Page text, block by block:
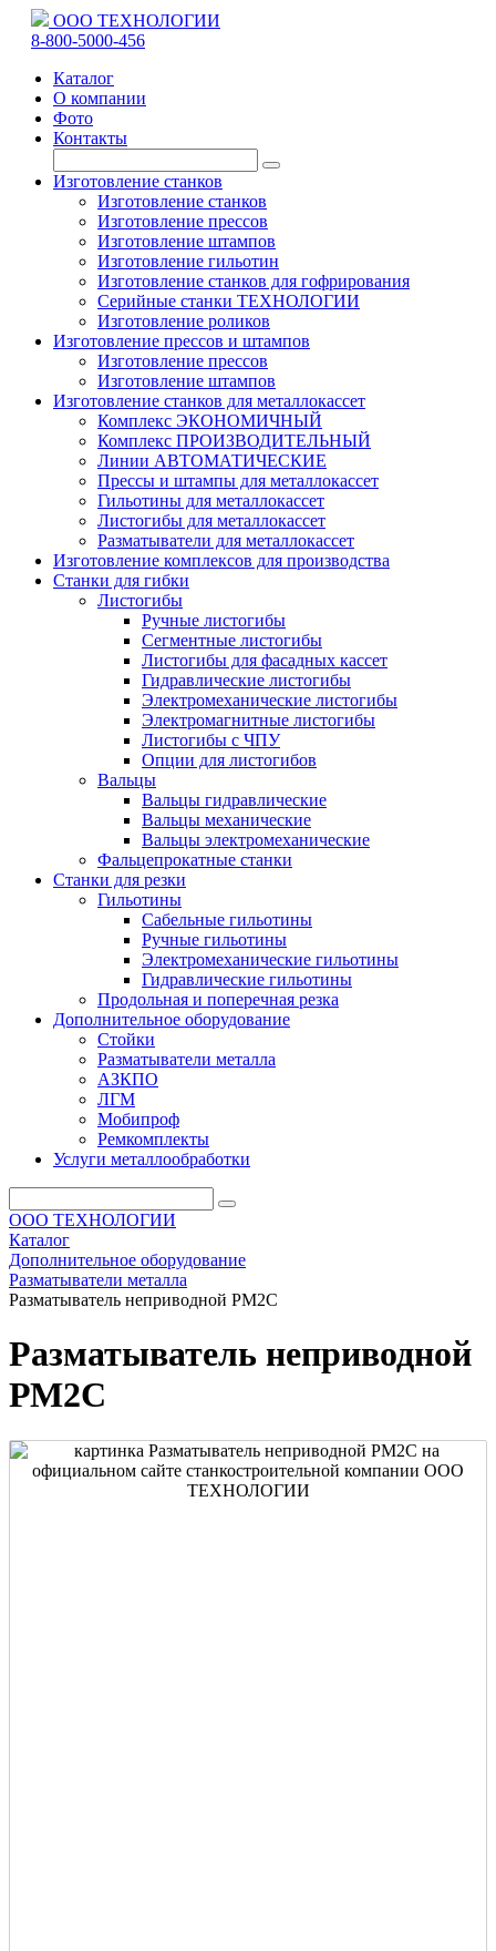
ООО ТЕХНОЛОГИИ
8-800-5000-456
Каталог
О компании
Фото
Контакты
Изготовление станков
Изготовление станков
Изготовление прессов
Изготовление штампов
Изготовление гильотин
Изготовление станков для гофрирования
Серийные станки ТЕХНОЛОГИИ
Изготовление роликов
Изготовление прессов и штампов
Изготовление прессов
Изготовление штампов
Изготовление станков для металлокассет
Комплекс ЭКОНОМИЧНЫЙ
Комплекс ПРОИЗВОДИТЕЛЬНЫЙ
Линии АВТОМАТИЧЕСКИЕ
Прессы и штампы для металлокассет
Гильотины для металлокассет
Листогибы для металлокассет
Разматыватели для металлокассет
Изготовление комплексов для производства
Станки для гибки
Листогибы
Ручные листогибы
Сегментные листогибы
Листогибы для фасадных кассет
Гидравлические листогибы
Электромеханические листогибы
Электромагнитные листогибы
Листогибы с ЧПУ
Опции для листогибов
Вальцы
Вальцы гидравлические
Вальцы механические
Вальцы электромеханические
Фальцепрокатные станки
Станки для резки
Гильотины
Сабельные гильотины
Ручные гильотины
Электромеханические гильотины
Гидравлические гильотины
Продольная и поперечная резка
Дополнительное оборудование
Стойки
Разматыватели металла
АЗКПО
ЛГМ
Мобипроф
Ремкомплекты
Услуги металлообработки
ООО ТЕХНОЛОГИИ
Каталог
Дополнительное оборудование
Разматыватели металла
Разматыватель неприводной РМ2С
Разматыватель неприводной
РМ2С